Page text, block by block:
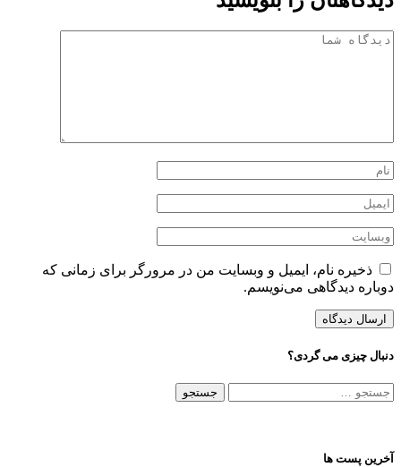
ذخیره نام، ایمیل و وبسایت من در مرورگر برای زمانی که
دوباره دیدگاهی می‌نویسم.
دنبال چیزی می گردی؟
جستجو
آخرین پست ها